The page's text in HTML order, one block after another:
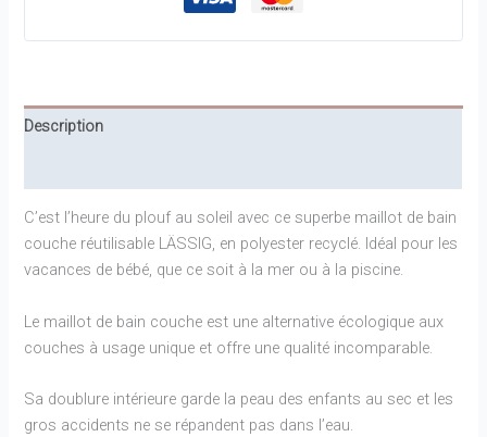
Description
C’est l’heure du plouf au soleil avec ce superbe maillot de bain
couche réutilisable LÄSSIG, en polyester recyclé. Idéal pour les
vacances de bébé, que ce soit à la mer ou à la piscine.
Le maillot de bain couche est une alternative écologique aux
couches à usage unique et offre une qualité incomparable.
Sa doublure intérieure garde la peau des enfants au sec et les
gros accidents ne se répandent pas dans l’eau.